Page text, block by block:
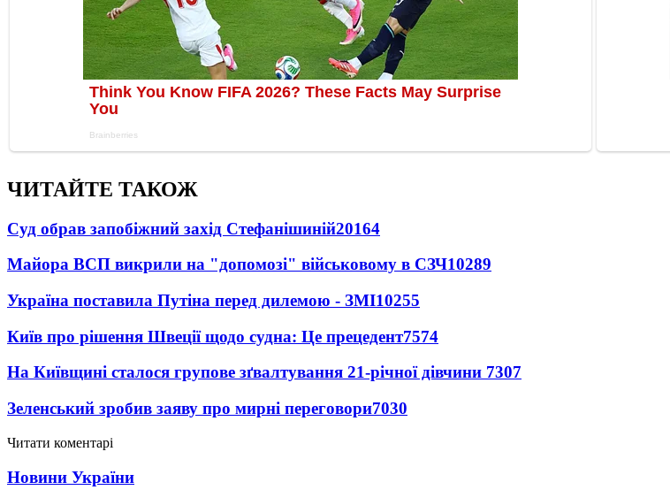
ЧИТАЙТЕ ТАКОЖ
Суд обрав запобіжний захід Стефанішиній20164
Майора ВСП викрили на "допомозі" військовому в СЗЧ10289
Україна поставила Путіна перед дилемою - ЗМІ10255
Київ про рішення Швеції щодо судна: Це прецедент7574
На Київщині сталося групове зґвалтування 21-річної дівчини 7307
Зеленський зробив заяву про мирні переговори7030
Читати коментарі
Новини України